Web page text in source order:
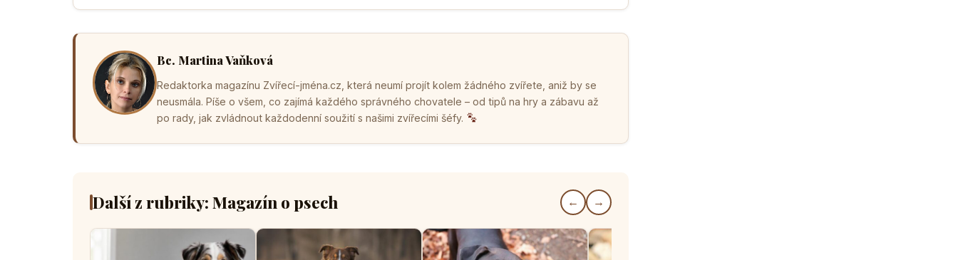
Bc. Martina Vaňková
Redaktorka magazínu Zvířecí-jména.cz, která neumí projít kolem žádného zvířete, aniž by se
neusmála. Píše o všem, co zajímá každého správného chovatele – od tipů na hry a zábavu až
po rady, jak zvládnout každodenní soužití s našimi zvířecími šéfy.
Další z rubriky: Magazín o psech ← →